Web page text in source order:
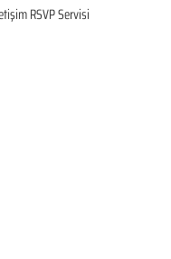
RSVP Servisi